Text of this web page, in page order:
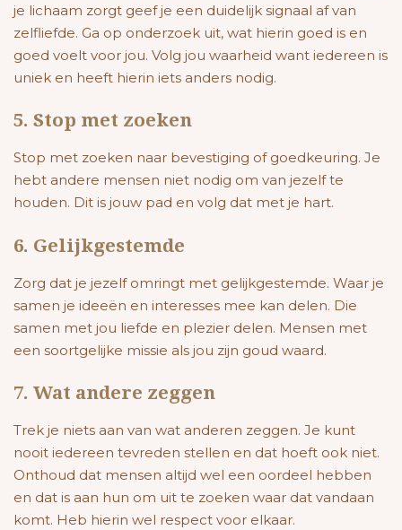
je lichaam zorgt geef je een duidelijk signaal af van
zelfliefde. Ga op onderzoek uit, wat hierin goed is en
goed voelt voor jou. Volg jou waarheid want iedereen is
uniek en heeft hierin iets anders nodig.
5. Stop met zoeken
Stop met zoeken naar bevestiging of goedkeuring. Je
hebt andere mensen niet nodig om van jezelf te
houden. Dit is jouw pad en volg dat met je hart.
6. Gelijkgestemde
Zorg dat je jezelf omringt met gelijkgestemde. Waar je
samen je ideeën en interesses mee kan delen. Die
samen met jou liefde en plezier delen. Mensen met
een soortgelijke missie als jou zijn goud waard.
7. Wat andere zeggen
Trek je niets aan van wat anderen zeggen. Je kunt
nooit iedereen tevreden stellen en dat hoeft ook niet.
Onthoud dat mensen altijd wel een oordeel hebben
en dat is aan hun om uit te zoeken waar dat vandaan
komt. Heb hierin wel respect voor elkaar.